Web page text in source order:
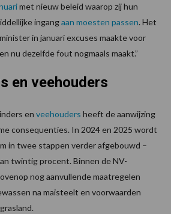
met nieuw beleid waarop zij hun
ingangaan moesten passen. Het
in januari excuses maakte voor
nu dezelfde fout nogmaals maakt.”
en veehouders
en veehouders heeft de aanwijzing
consequenties. In 2024 en 2025 wordt
in twee stappen verder afgebouwd –
twintig procent. Binnen de NV-
nog aanvullende maatregelen
na maisteelt en voorwaarden